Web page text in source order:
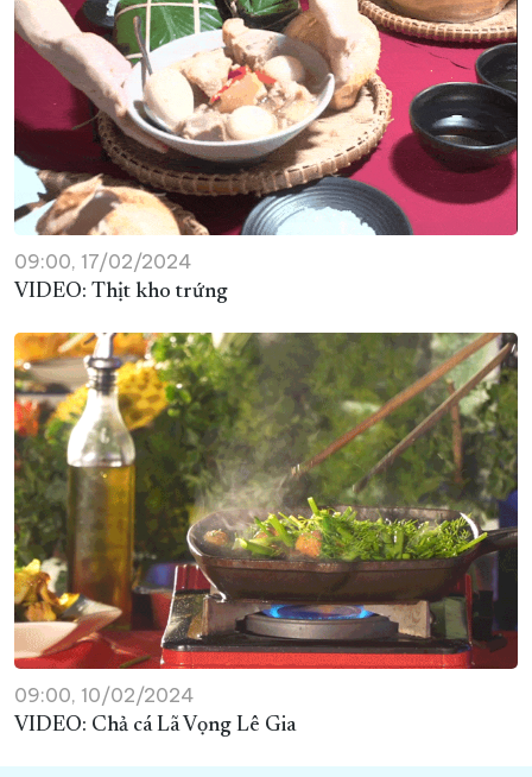
09:00, 17/02/2024
VIDEO: Thịt kho trứng
09:00, 10/02/2024
VIDEO: Chả cá Lã Vọng Lê Gia